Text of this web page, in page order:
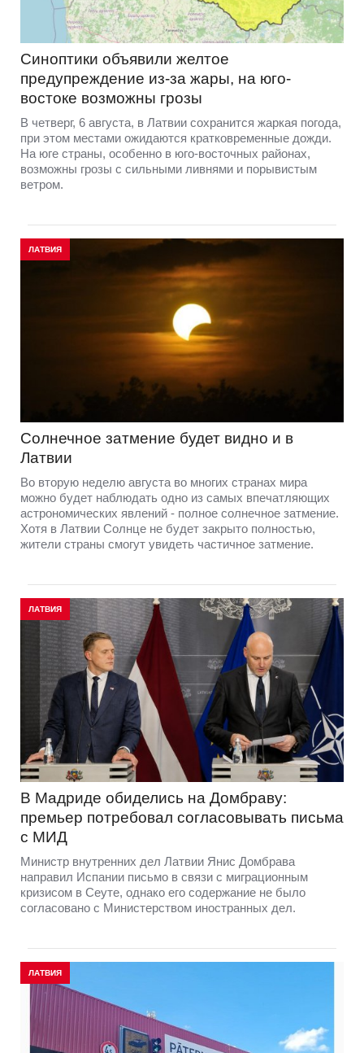
Синоптики объявили желтое
предупреждение из-за жары, на юго-
востоке возможны грозы
В четверг, 6 августа, в Латвии сохранится жаркая погода,
при этом местами ожидаются кратковременные дожди.
На юге страны, особенно в юго-восточных районах,
возможны грозы с сильными ливнями и порывистым
ветром.
ЛАТВИЯ
Солнечное затмение будет видно и в
Латвии
Во вторую неделю августа во многих странах мира
можно будет наблюдать одно из самых впечатляющих
астрономических явлений - полное солнечное затмение.
Хотя в Латвии Солнце не будет закрыто полностью,
жители страны смогут увидеть частичное затмение.
ЛАТВИЯ
В Мадриде обиделись на Домбраву:
премьер потребовал согласовывать письма
с МИД
Министр внутренних дел Латвии Янис Домбрава
направил Испании письмо в связи с миграционным
кризисом в Сеуте, однако его содержание не было
согласовано с Министерством иностранных дел.
ЛАТВИЯ